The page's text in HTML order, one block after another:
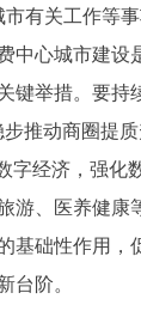
关工作等事
心城市建设
举措。要持
推动商圈提
经济，强
、医养健康
础性作用
台阶。